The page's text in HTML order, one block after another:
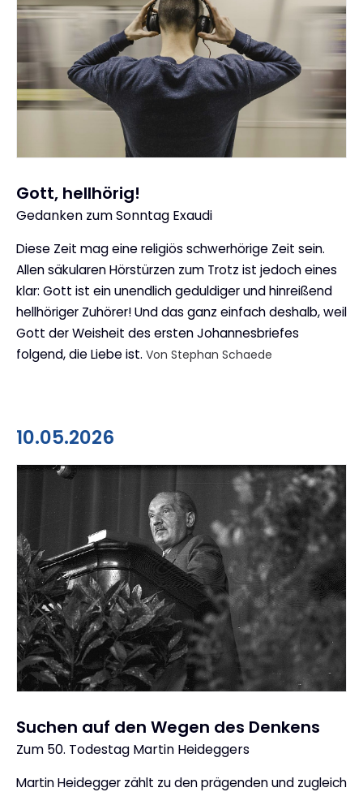
Gott, hellhörig!
:
Gedanken zum Sonntag Exaudi
Diese Zeit mag eine religiös schwerhörige Zeit sein.
Allen säkularen Hörstürzen zum Trotz ist jedoch eines
klar: Gott ist ein unendlich geduldiger und hinreißend
hellhöriger Zuhörer! Und das ganz einfach deshalb, weil
Gott der Weisheit des ersten Johannesbriefes
folgend, die Liebe ist. Von Stephan Schaede
10.05.2026
Suchen auf den Wegen des Denkens
:
Zum 50. Todestag Martin Heideggers
Martin Heidegger zählt zu den prägenden und zugleich